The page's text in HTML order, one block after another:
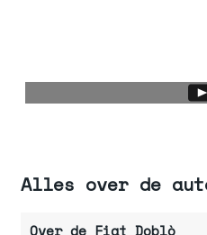
Alles over de
Over de Fiat Doblò